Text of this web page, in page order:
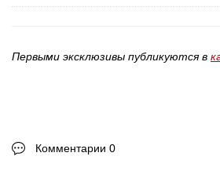
Первыми эксклюзивы публикуются в
Комментарии 0